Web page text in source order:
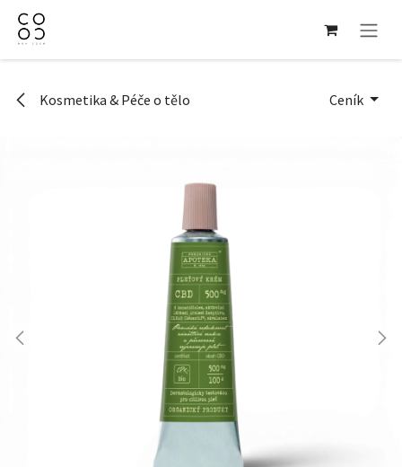
Přejít na obsah
Kosmetika & Péče o tělo Ceník